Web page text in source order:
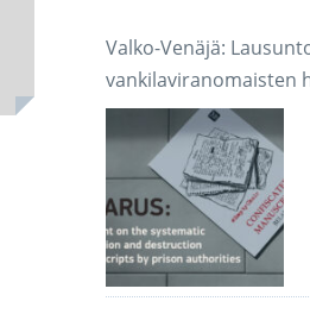
Valko-Venäjä:
vankilaviranomaisten
järjestelmällisestä
takavarikoinnista ja